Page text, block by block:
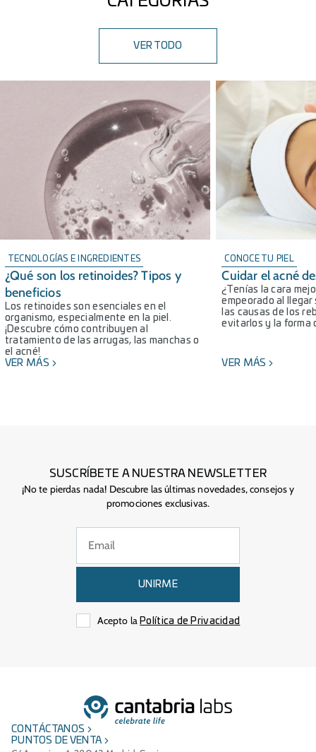
VER TODO
TECNOLOGÍAS E INGREDIENTES
¿Qué son los retinoides? Tipos y
beneficios
Los retinoides son esenciales en el
organismo, especialmente en la piel.
¡Descubre cómo contribuyen al
tratamiento de las arrugas, las manchas o
el acné!
VER MÁS
CONOCE TU PIEL
Cuidar el acné
¿Tenías la cara
empeorado al
las causas de los
evitarlos y la forma
VER MÁS
SUSCRÍBETE A NUESTRA NEWSLETTER
¡No te pierdas nada! Descubre las últimas novedades, consejos y
promociones exclusivas.
UNIRME
Acepto laPolítica de Privacidad
CONTÁCTANOS
PUNTOS DE VENTA